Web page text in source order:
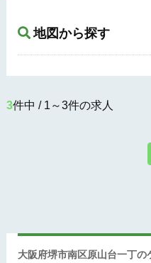
地図から探す
3件中 / 1～3件の求人
大阪府堺市南区原山台一丁の